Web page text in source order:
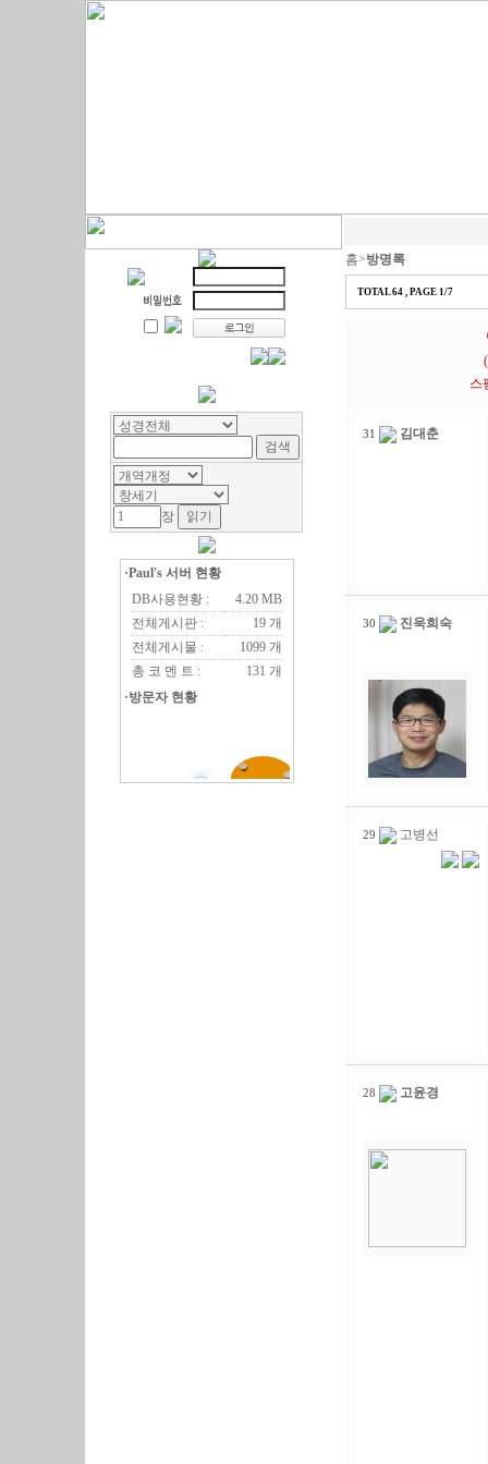
장
·Paul's 서버 현황
DB사용현황 :
4.20 MB
전체게시판 :
19 개
전체게시물 :
1099 개
총 코 멘 트 :
131 개
·방문자 현황
홈>방명록
TOTAL 64 , PAGE 1/7
스
31 김대춘
30 진욱희숙
29 고병선
28 고윤경